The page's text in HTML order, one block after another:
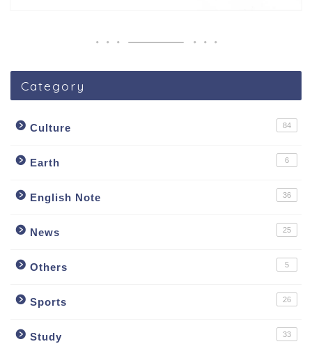
Category
Culture 84
Earth 6
English Note 36
News 25
Others 5
Sports 26
Study 33